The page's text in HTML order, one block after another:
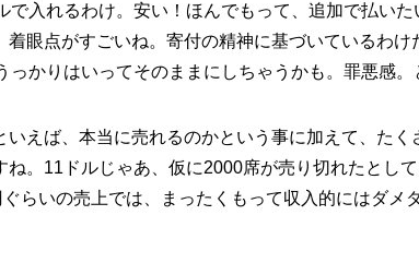
で入れるわけ。安い！ほんでもって、追加で払いた
着眼点がすごいね。寄付の精神に基づいているわ
かりはいってそのままにしちゃうかも。罪悪感。
いえば、本当に売れるのかという事に加えて、たく
ね。11ドルじゃあ、仮に2000席が売り切れたとし
らいの売上では、まったくもって収入的にはダメ